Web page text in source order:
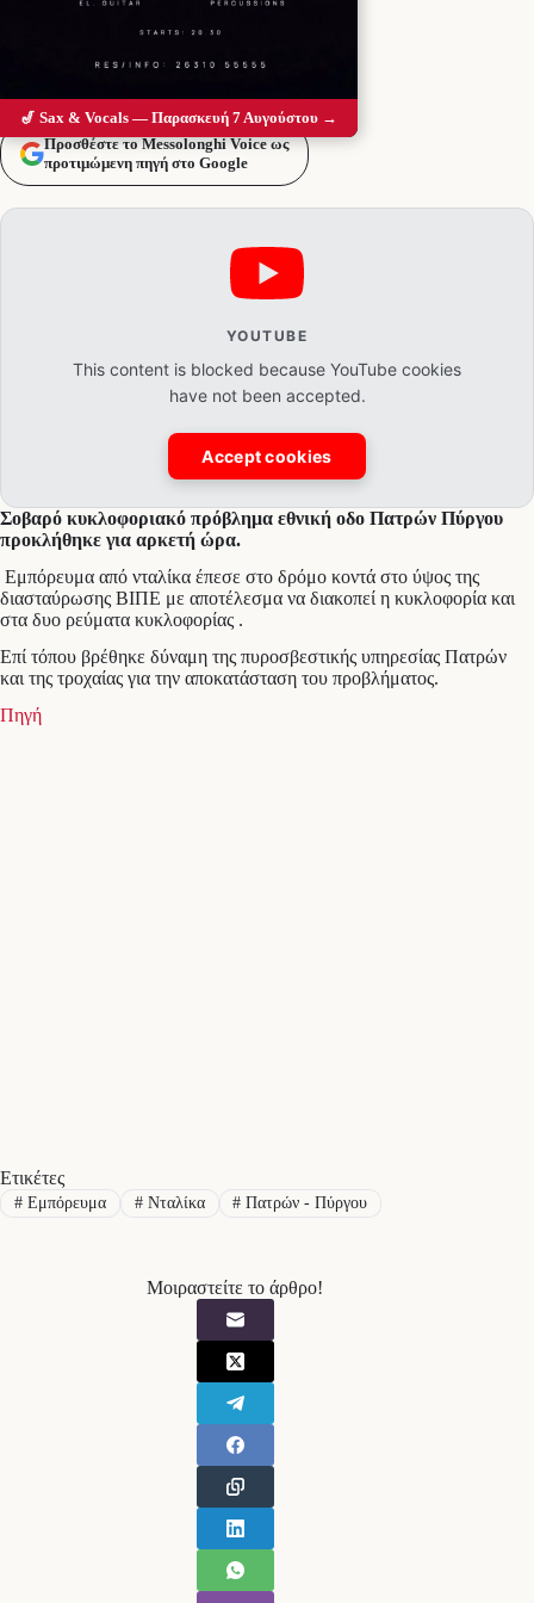
Προσθέστε το Messolonghi Voice ως
προτιμώμενη πηγή στο Google
YOUTUBE
This content is blocked because YouTube cookies
have not been accepted.
Accept cookies
Σοβαρό κυκλοφοριακό πρόβλημα εθνική οδο Πατρών Πύργου
προκλήθηκε για αρκετή ώρα.
Εμπόρευμα από νταλίκα έπεσε στο δρόμο κοντά στο ύψος της
διασταύρωσης ΒΙΠΕ με αποτέλεσμα να διακοπεί η κυκλοφορία και
στα δυο ρεύματα κυκλοφορίας .
Επί τόπου βρέθηκε δύναμη της πυροσβεστικής υπηρεσίας Πατρών
και της τροχαίας για την αποκατάσταση του προβλήματος.
Πηγή
Ετικέτες
#Εμπόρευμα #Νταλίκα # Πατρών - Πύργου
Μοιραστείτε το άρθρο!
🎷 Sax & Vocals — Παρασκευή 7 Αυγούστου →